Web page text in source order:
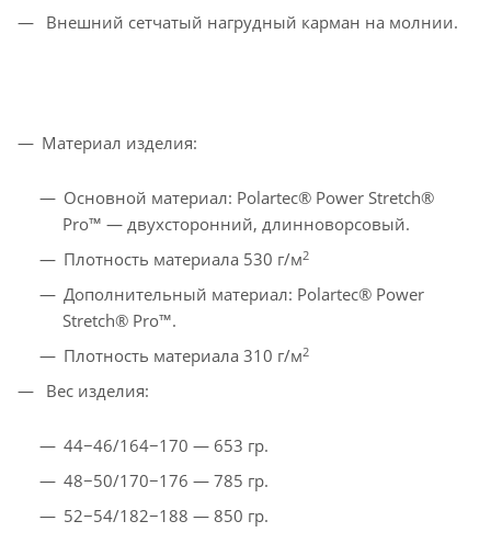
Внешний сетчатый нагрудный карман на молнии.
Материал изделия:
Основной материал: Polartec® Power Stretch®
Pro™ — двухсторонний, длинноворсовый.
Плотность материала 530 г/м2
Дополнительный материал: Polartec® Power
Stretch® Pro™.
Плотность материала 310 г/м2
Вес изделия:
44−46/164−170 — 653 гр.
48−50/170−176 — 785 гр.
52−54/182−188 — 850 гр.